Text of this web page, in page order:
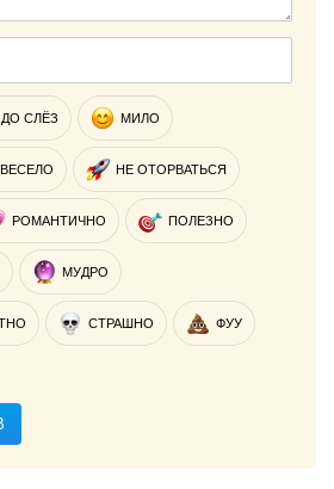
ДО СЛЁЗ МИЛО
ВЕСЕЛО НЕ ОТОРВАТЬСЯ
РОМАНТИЧНО ПОЛЕЗНО
МУДРО
СТРАШНО ФУУ